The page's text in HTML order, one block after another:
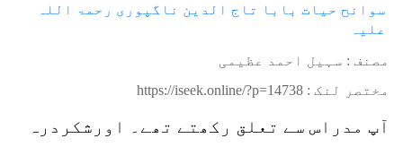
سوانح حیات بابا تاج الدین ناگپوری رحمۃ اللہ
علیہ
مصنف : سہیل احمد عظیمی
مختصر لنک : https://iseek.online/?p=14738
آپ مدراس سے تعلق رکھتے تھے۔ اورشکردرہ